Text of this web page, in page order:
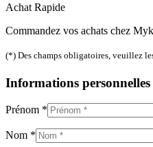
Achat Rapide
Commandez vos achats chez
(*) Des champs obligatoires, veuillez
Informations personnelles
Prénom *
Nom *